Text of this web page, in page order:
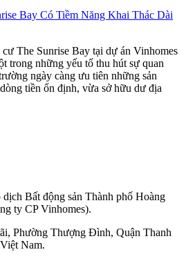
Bay Có Tiềm Năng Khai Thác Dài
The Sunrise Bay tại dự án Vinhomes
trong những yếu tố thu hút sự quan
ngày càng ưu tiên những sản
tiền ổn định, vừa sở hữu dư địa
Bất động sản Thành phố Hoàng
ty CP Vinhomes).
Phường Thượng Đình, Quận Thanh
Nam.